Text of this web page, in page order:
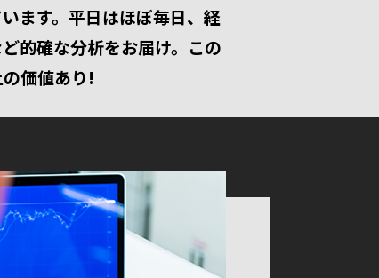
ます。平日はほぼ毎日、経
的確な分析をお届け。この
価値あり!